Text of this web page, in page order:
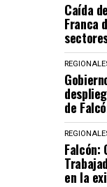
Caída
Franca
de
Falcón:
en la